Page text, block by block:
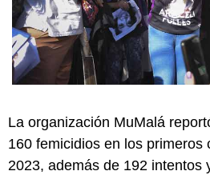
La organización MuMalá
160 femicidios en los primeros
2023, además de 192 intentos